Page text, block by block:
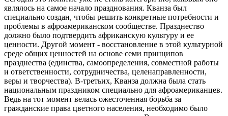
являлось на самое начало празднования. Кванза был
специально создан, чтобы решить конкретные потребности и
проблемы в афроамериканском сообществе. Празднество
должно было подтвердить африканскую культуру и ее
ценности. Другой момент - восстановление в этой культурной
среде общих ценностей на основе семи принципов
празднества (единства, самоопределения, совместной работы
и ответственности, сотрудничества, целенаправленности,
веры и творчества). В-третьих, Кванза должна была стать
национальным праздником специально для афроамериканцев.
Ведь на тот момент велась ожесточенная борьба за
гражданские права цветного населения, необходимо было